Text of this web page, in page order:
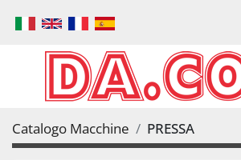
Catalogo Macchine PRESSA